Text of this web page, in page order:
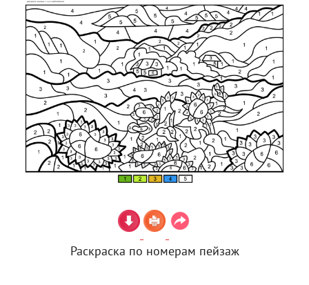
Раскраска по номерам пейзаж